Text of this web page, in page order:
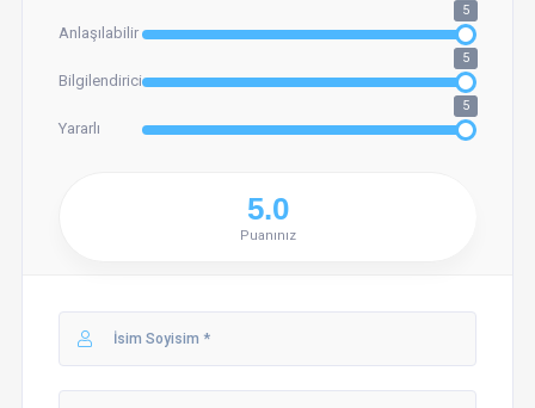
Anlaşılabilir
5
Bilgilendirici
5
Yararlı
5
Puanınız